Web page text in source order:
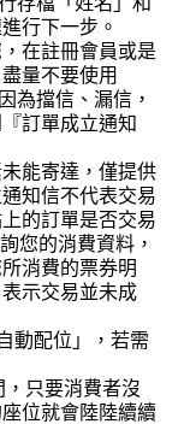
行下一步。
在註冊會員或是
量不要使用
為擋信、漏信，
訂單成立通知
能寄達，僅提供
知信不代表交易
的訂單是否交易
您的消費資料，
消費的票券明
示交易並未成
動配位」，若需
只要消費者沒
位就會陸陸續續